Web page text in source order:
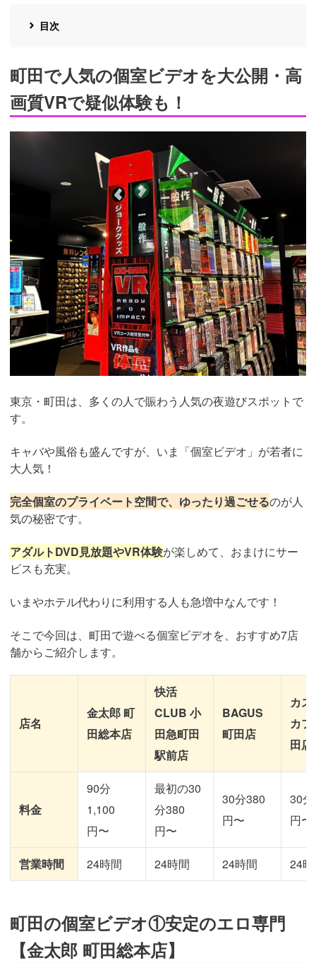
目次
町田で人気の個室ビデオを大公開・高
画質VRで疑似体験も！
東京・町田は、多くの人で賑わう人気の夜遊びスポットで
す。
キャバや風俗も盛んですが、いま「個室ビデオ」が若者に
大人気！
完全個室のプライベート空間で、ゆったり過ごせるのが人
気の秘密です。
アダルトDVD見放題やVR体験が楽しめて、おまけにサー
ビスも充実。
いまやホテル代わりに利用する人も急増中なんです！
そこで今回は、町田で遊べる個室ビデオを、おすすめ7店
舗からご紹介します。
店名
金太郎 町
田総本店
快活
CLUB 小
田急町田
駅前店
BAGUS
町田店
カス
カフ
田店
料金
90分
1,100
円〜
最初の30
分380
円〜
30分380
円〜
30
円〜
営業時間 24時間 24時間 24時間 24
町田の個室ビデオ①安定のエロ専門
【金太郎 町田総本店】